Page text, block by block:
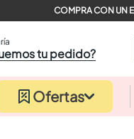
tu pedido?
Ofertas